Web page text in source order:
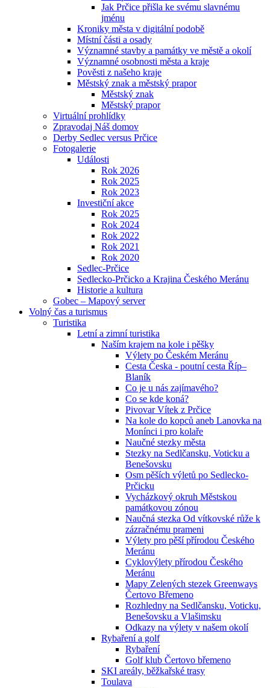
Jak Prčice přišla ke svému slavnému
jménu
Kroniky města v digitální podobě
Místní části a osady
Významné stavby a památky ve městě a okolí
Významné osobnosti města a kraje
Pověsti z našeho kraje
Městský znak a městský prapor
Městský znak
Městský prapor
Virtuální prohlídky
Zpravodaj Náš domov
Derby Sedlec versus Prčice
Fotogalerie
Události
Rok 2026
Rok 2025
Rok 2023
Investiční akce
Rok 2025
Rok 2024
Rok 2022
Rok 2021
Rok 2020
Sedlec-Prčice
Sedlecko-Prčicko a Krajina Českého Meránu
Historie a kultura
Gobec – Mapový server
Volný čas a turismus
Turistika
Letní a zimní turistika
Naším krajem na kole i pěšky
Výlety po Českém Meránu
Cesta Česka - poutní cesta Říp–
Blaník
Co je u nás zajímavého?
Co se kde koná?
Pivovar Vítek z Prčice
Na kole do kopců aneb Lanovka na
Monínci i pro kolaře
Naučné stezky města
Stezky na Sedlčansku, Voticku a
Benešovsku
Osm pěších výletů po Sedlecko-
Prčicku
Vycházkový okruh Městskou
památkovou zónou
Naučná stezka Od vítkovské růže k
zázračnému prameni
Výlety pro pěší přírodou Českého
Meránu
Cyklovýlety přírodou Českého
Meránu
Mapy Zelených stezek Greenways
Čertovo Břemeno
Rozhledny na Sedlčansku, Voticku,
Benešovsku a Vlašimsku
Odkazy na výlety v našem okolí
Rybaření a golf
Rybaření
Golf klub Čertovo břemeno
SKI areály, běžkařské trasy
Toulava